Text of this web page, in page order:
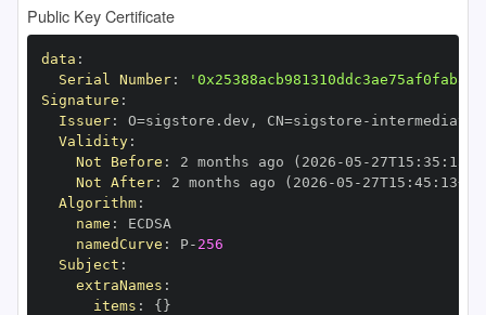
Public Key Certificate
data :
Serial Number:
Signature :
Issuer: O=sigstore.dev , CN=sigstore -
Validity:
Not Before : 2 months ago (2026 -05 - 27T15 : 35 :
Not After: 2 months ago (2026 -05 - 27T15 : 45 : 13+00
Algorithm:
name :
namedCurve : P- 256
Subject :
extraNames :
items : { }